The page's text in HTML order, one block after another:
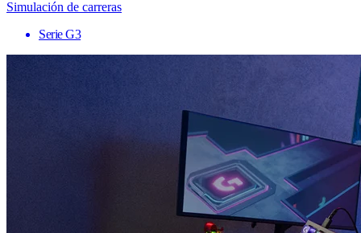
Simulación de carreras
Serie G3